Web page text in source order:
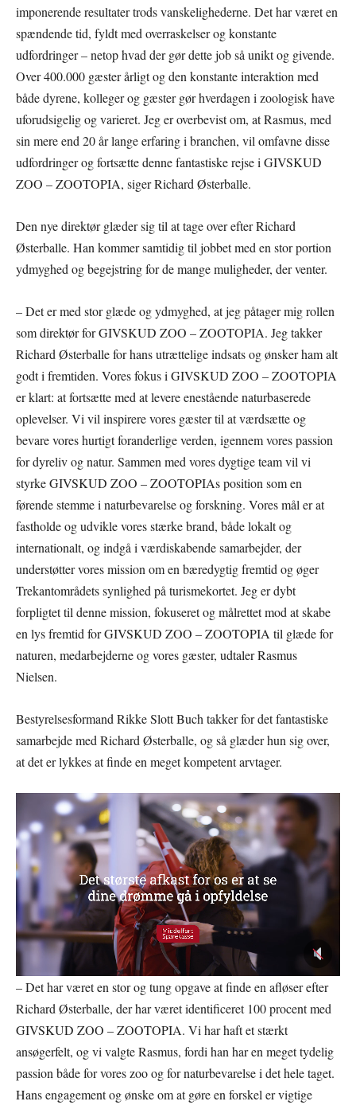
imponerende resultater trods vanskelighederne. Det har været en
spændende tid, fyldt med overraskelser og konstante
udfordringer – netop hvad der gør dette job så unikt og givende.
Over 400.000 gæster årligt og den konstante interaktion med
både dyrene, kolleger og gæster gør hverdagen i zoologisk have
uforudsigelig og varieret. Jeg er overbevist om, at Rasmus, med
sin mere end 20 år lange erfaring i branchen, vil omfavne disse
udfordringer og fortsætte denne fantastiske rejse i GIVSKUD
ZOO – ZOOTOPIA, siger Richard Østerballe.
Den nye direktør glæder sig til at tage over efter Richard
Østerballe. Han kommer samtidig til jobbet med en stor portion
ydmyghed og begejstring for de mange muligheder, der venter.
– Det er med stor glæde og ydmyghed, at jeg påtager mig rollen
som direktør for GIVSKUD ZOO – ZOOTOPIA. Jeg takker
Richard Østerballe for hans utrættelige indsats og ønsker ham alt
godt i fremtiden. Vores fokus i GIVSKUD ZOO – ZOOTOPIA
er klart: at fortsætte med at levere enestående naturbaserede
oplevelser. Vi vil inspirere vores gæster til at værdsætte og
bevare vores hurtigt foranderlige verden, igennem vores passion
for dyreliv og natur. Sammen med vores dygtige team vil vi
styrke GIVSKUD ZOO – ZOOTOPIAs position som en
førende stemme i naturbevarelse og forskning. Vores mål er at
fastholde og udvikle vores stærke brand, både lokalt og
internationalt, og indgå i værdiskabende samarbejder, der
understøtter vores mission om en bæredygtig fremtid og øger
Trekantområdets synlighed på turismekortet. Jeg er dybt
forpligtet til denne mission, fokuseret og målrettet mod at skabe
en lys fremtid for GIVSKUD ZOO – ZOOTOPIA til glæde for
naturen, medarbejderne og vores gæster, udtaler Rasmus
Nielsen.
Bestyrelsesformand Rikke Slott Buch takker for det fantastiske
samarbejde med Richard Østerballe, og så glæder hun sig over,
at det er lykkes at finde en meget kompetent arvtager.
– Det har været en stor og tung opgave at finde en afløser efter
Richard Østerballe, der har været identificeret 100 procent med
GIVSKUD ZOO – ZOOTOPIA. Vi har haft et stærkt
ansøgerfelt, og vi valgte Rasmus, fordi han har en meget tydelig
passion både for vores zoo og for naturbevarelse i det hele taget.
Hans engagement og ønske om at gøre en forskel er vigtige